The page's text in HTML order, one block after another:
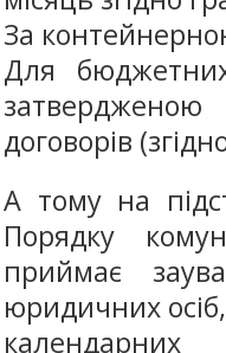
За
Для
договорів
А тому на
Порядку
приймає
юридичних